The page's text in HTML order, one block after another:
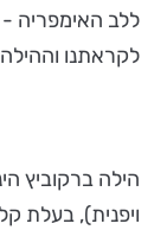
ללב האימפריה
לקראתנו
הילה ברקוביץ
ויפנית), בעלת